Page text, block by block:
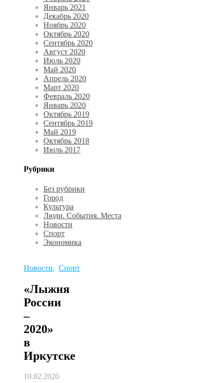
Январь 2021
Декабрь 2020
Ноябрь 2020
Октябрь 2020
Сентябрь 2020
Август 2020
Июль 2020
Май 2020
Апрель 2020
Март 2020
Февраль 2020
Январь 2020
Октябрь 2019
Сентябрь 2019
Май 2019
Октябрь 2018
Июль 2017
Рубрики
Без рубрики
Город
Культура
Люди. События. Места
Новости
Спорт
Экономика
Новости, Спорт
«Лыжня
России
–
2020»
в
Иркутске
10.02.2020